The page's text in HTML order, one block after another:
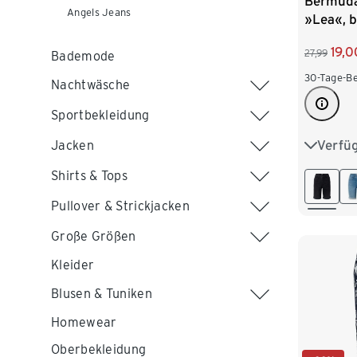
Angels Jeans
Bademode
Nachtwäsche
Sportbekleidung
Jacken
Shirts & Tops
Pullover & Strickjacken
Große Größen
Kleider
Blusen & Tuniken
Homewear
Oberbekleidung
»Lea«,
27,99
30-Tage-
36
44